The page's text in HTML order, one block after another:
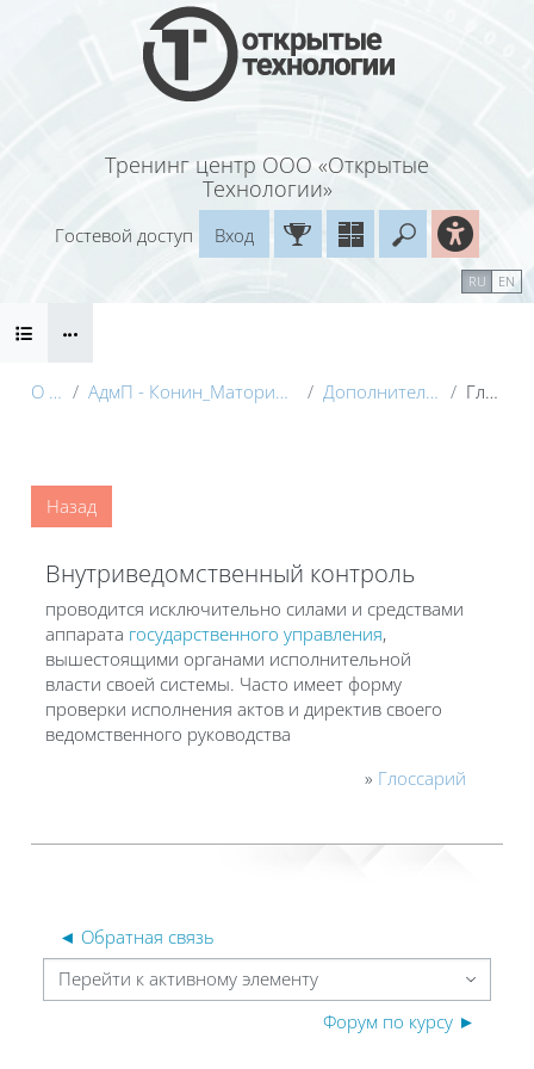
Перейти к основному содержанию
Тренинг центр ООО «Открытые
Технологии»
Введите
Гостевой доступ
Вход
RU EN
Блоки
О курсе АдмП - Конин_Маторина (Электронный курс)_Демо Дополнительные материалы Глоссарий
Назад
Внутриведомственный контроль
проводится исключительно силами и средствами
аппарата государственного управления,
вышестоящими органами исполнительной
власти своей системы. Часто имеет форму
проверки исполнения актов и директив своего
ведомственного руководства
» Глоссарий
◄ Обратная связь
Перейти к активному элементу
Форум по курсу ►